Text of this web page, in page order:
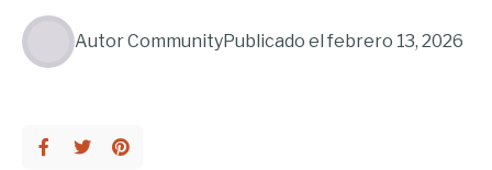
AutorCommunityPublicado el febrero 13, 2026